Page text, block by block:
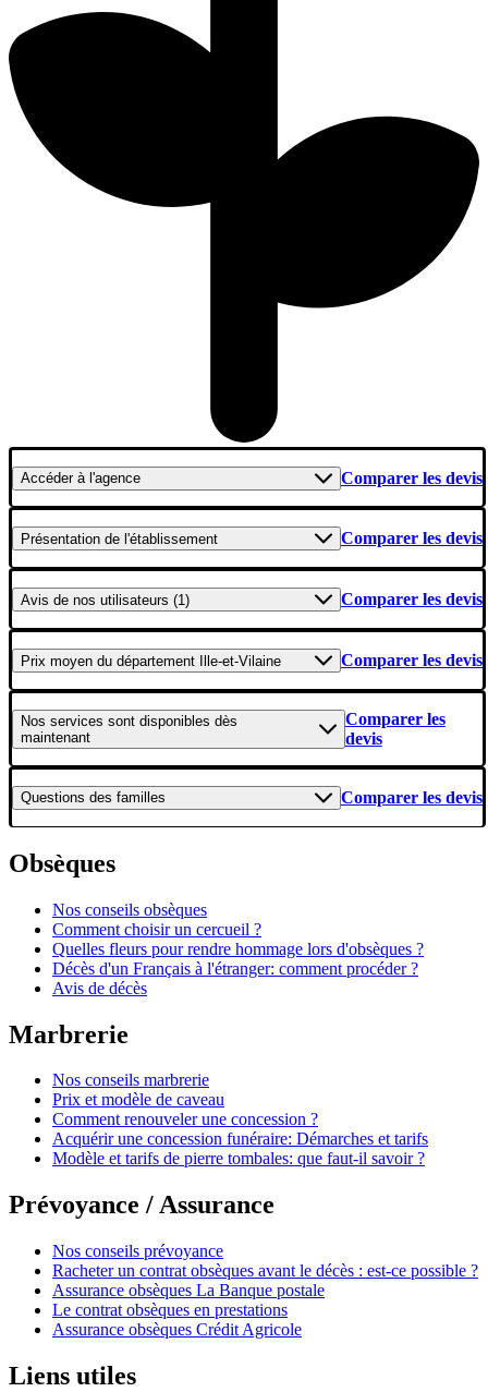
Accéderà l'agence Comparer les devis
Présentation de l'établissement Comparer les devis
Avis de nos utilisateurs (1) Comparer les devis
Prix moyen du département Ille-et-Vilaine Comparer les devis
Nos services sont disponibles dès
maintenant
Comparer les
devis
Questions des familles Comparer les devis
Obsèques
Nos conseils obsèques
Comment choisir un cercueil ?
Quelles fleurs pour rendre hommage lors d'obsèques ?
Décès d'un Français à l'étranger: comment procéder ?
Avis de décès
Marbrerie
Nos conseils marbrerie
Prix et modèle de caveau
Comment renouveler une concession ?
Acquérir une concession funéraire: Démarches et tarifs
Modèle et tarifs de pierre tombales: que faut-il savoir ?
Prévoyance / Assurance
Nos conseils prévoyance
Racheter un contrat obsèques avant le décès : est-ce possible ?
Assurance obsèques La Banque postale
Le contrat obsèques en prestations
Assurance obsèques Crédit Agricole
Liens utiles